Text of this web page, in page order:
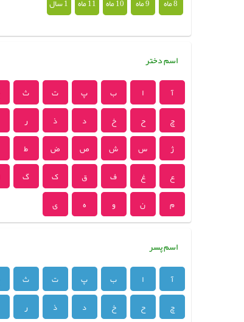
8 ماه
9 ماه 10 ماه 11 ماه 1 سال
اسم دختر
آ ا ب پ ت ث
چ
ح خ د ذ ر
ژ
س ش ص ض ط
ع
غ ف ق ک گ
م
ن و ه ی
اسم پسر
آ ا ب پ ت ث
چ
ح خ د ذ ر